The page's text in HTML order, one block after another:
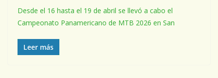
Desde el 16 hasta el 19 de abril se llevó a cabo el
Campeonato Panamericano de MTB 2026 en San
Leer más